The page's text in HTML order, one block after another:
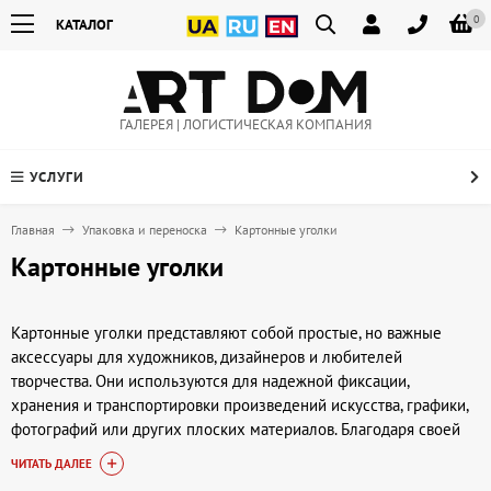
0
КАТАЛОГ
ГАЛЕРЕЯ | ЛОГИСТИЧЕСКАЯ КОМПАНИЯ
УСЛУГИ
Главная Упаковка и переноска Картонные уголки
Картонные уголки
Картонные уголки представляют собой простые, но важные
аксессуары для художников, дизайнеров и любителей
творчества. Они используются для надежной фиксации,
хранения и транспортировки произведений искусства, графики,
фотографий или других плоских материалов. Благодаря своей
структуре, такие уголки защищают углы картин и рамок от
повреждений, обеспечивая сохранность готовых работ как во
ЧИТАТЬ ДАЛЕЕ